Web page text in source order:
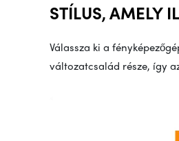
STÍLUS, AMELY
Válassza ki a
változatcsalád része, így